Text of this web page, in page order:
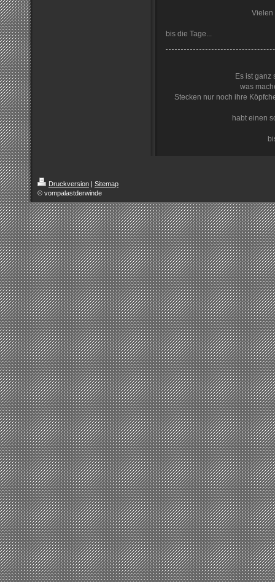
Vielen
bis die Tage...
Es ist ganz
was
Stecken nur noch ihre
habt einen
Druckversion | Sitemap
© vompalastderwinde